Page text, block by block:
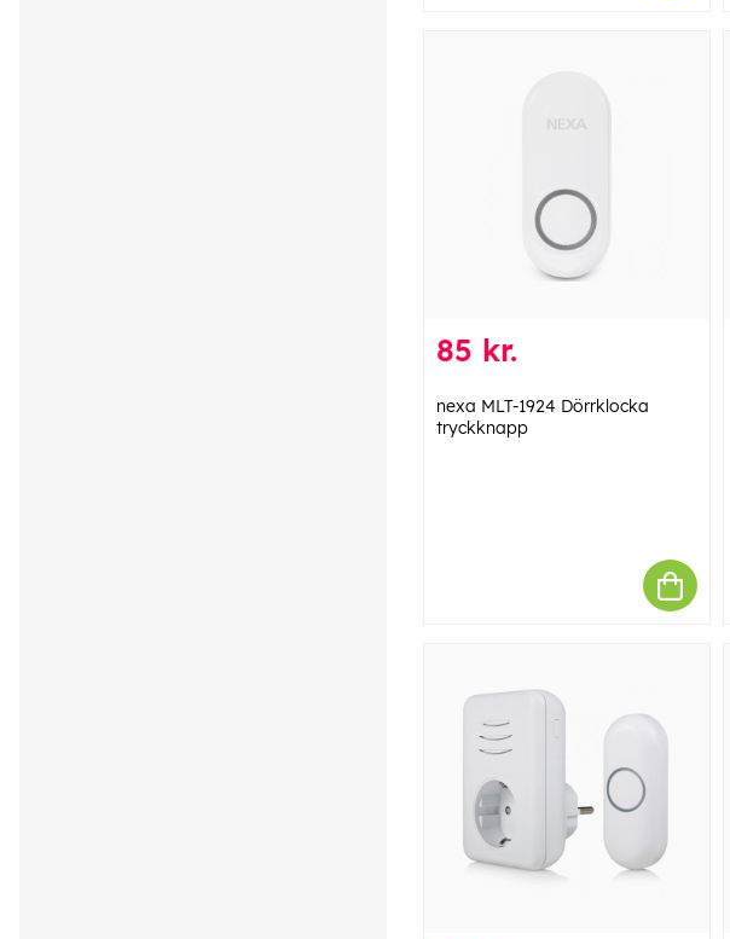
85 kr.
nexa MLT-1924 Dörrklocka
tryckknapp